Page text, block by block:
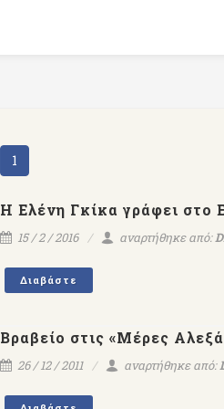
1
Η Ελένη Γκίκα γράφει στο
15 / 2 / 2016 αναρτήθηκε από:
Διαβάστε
Βραβείο στις «Μέρες
26 / 12 / 2011 αναρτήθηκε από: